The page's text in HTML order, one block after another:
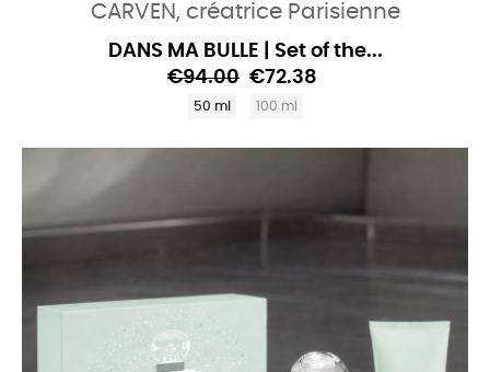
CARVEN, créatrice Parisienne
DANS MA BULLE | Set of the...
€94.00 €72.38
50 ml 100 ml